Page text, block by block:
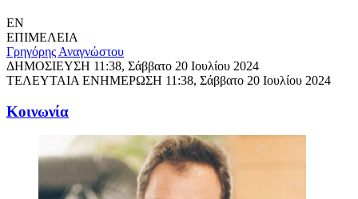
EN
ΕΠΙΜΕΛΕΙΑ
Γρηγόρης Αναγνώστου
ΔΗΜΟΣΙΕΥΣΗ 11:38, Σάββατο 20 Ιουλίου 2024
ΤΕΛΕΥΤΑΙΑ ΕΝΗΜΕΡΩΣΗ 11:38, Σάββατο 20 Ιουλίου 2024
Κοινωνία